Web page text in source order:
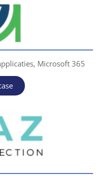
Microsoft 365